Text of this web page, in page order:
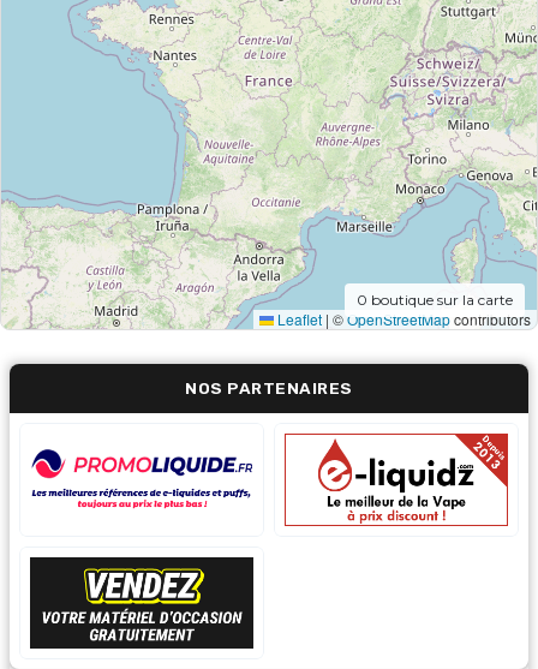
Leaflet | ©OpenStreetMapcontributors
0 boutique sur la carte
NOS PARTENAIRES